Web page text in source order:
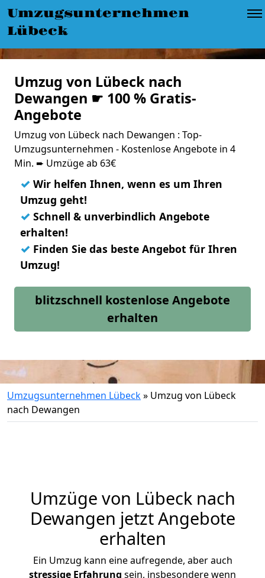
Umzugsunternehmen
Lübeck
Umzug von Lübeck nach
Dewangen ☛ 100 % Gratis-
Angebote
Umzug von Lübeck nach Dewangen : Top-
Umzugsunternehmen - Kostenlose Angebote in 4
Min. ➨ Umzüge ab 63€
✓ Wir helfen Ihnen, wenn es um Ihren
Umzug geht!
✓ Schnell & unverbindlich Angebote
erhalten!
✓ Finden Sie das beste Angebot für Ihren
Umzug!
blitzschnell kostenlose Angebote
erhalten
Umzugsunternehmen Lübeck» Umzug von Lübeck
nach Dewangen
Umzüge von Lübeck nach
Dewangen jetzt Angebote
erhalten
Ein Umzug kann eine aufregende, aber auch
stressige Erfahrung sein, insbesondere wenn